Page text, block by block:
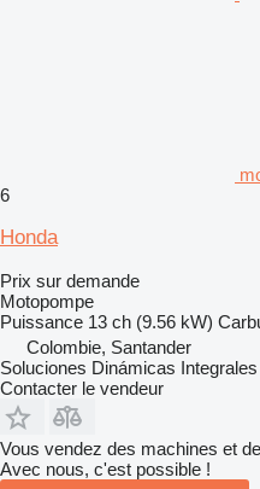
6
Honda
Prix sur demande
Motopompe
Puissance 13 ch (9.56 kW)
Colombie, Santander
Soluciones Dinámicas Integrales
Contacter le vendeur
Vous vendez des machines et
Avec nous, c'est possible !